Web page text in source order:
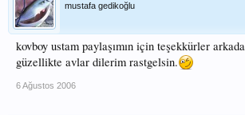
mustafa gedikoğlu
kovboy ustam paylaşımın için teşekkürler
güzellikte avlar dilerim rastgelsin.
6 Ağustos 2006